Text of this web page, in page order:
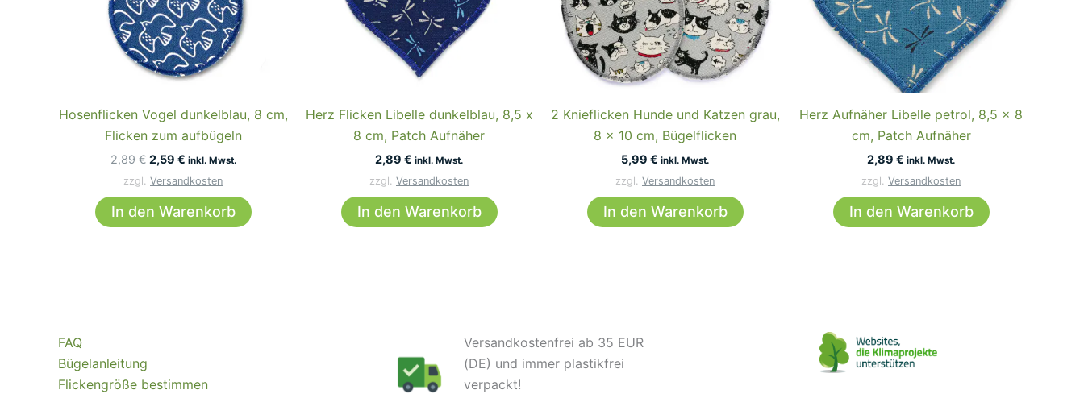
Hosenflicken Vogel dunkelblau, 8 cm,
Flicken zum aufbügeln
2,89€ Ursprünglicher
war:
2,59 €Aktueller
ist:
inkl. Mwst.
zzgl. Versandkosten
In den Warenkorb
Herz Flicken Libelle dunkelblau, 8,5 x
8 cm, Patch Aufnäher
2,89 € inkl. Mwst.
zzgl. Versandkosten
In den Warenkorb
2 Knieflicken Hunde und Katzen grau,
8 x 10 cm, Bügelflicken
5,99 € inkl. Mwst.
zzgl. Versandkosten
In den Warenkorb
Herz Aufnäher Libelle petrol, 8,5 x 8
cm, Patch Aufnäher
2,89 € inkl. Mwst.
zzgl. Versandkosten
In den Warenkorb
FAQ
Bügelanleitung
Flickengröße bestimmen
Versandkostenfrei ab 35 EUR
(DE) und immer plastikfrei
verpackt!